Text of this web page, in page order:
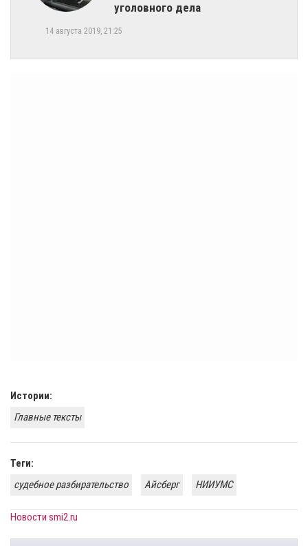
уголовного дела
14 августа 2019, 21:25
Истории:
Главные тексты
Теги:
судебное разбирательство
Айсберг НИИУМС
Новости smi2.ru